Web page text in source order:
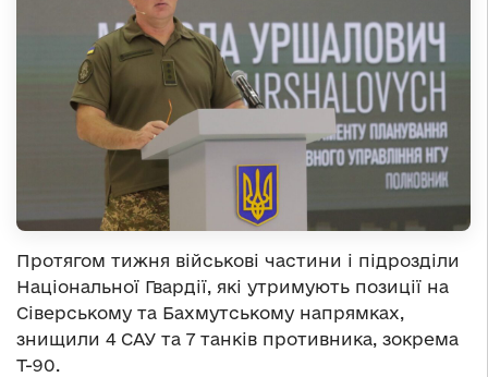
Протягом тижня військові частини і підрозділи
Національної Гвардії, які утримують позиції на
Сіверському та Бахмутському напрямках,
знищили 4 САУ та 7 танків противника, зокрема
Т-90.